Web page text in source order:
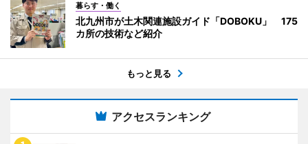
暮らす・働く
北九州市が土木関連施設ガイド「DOBOKU」 175
カ所の技術など紹介
もっと見る
アクセスランキング